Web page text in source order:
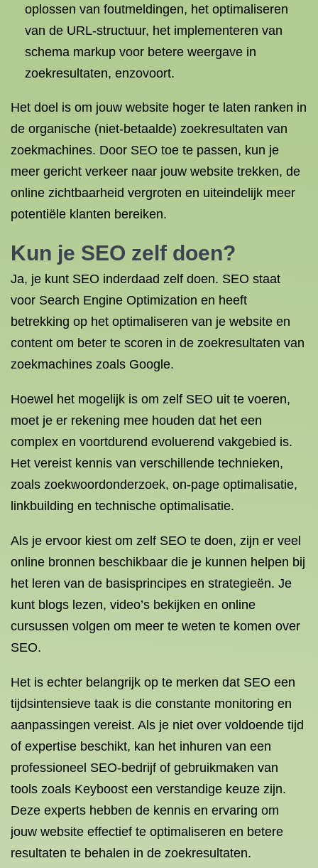
oplossen van foutmeldingen, het optimaliseren
van de URL-structuur, het implementeren van
schema markup voor betere weergave in
zoekresultaten, enzovoort.
Het doel is om jouw website hoger te laten ranken in
de organische (niet-betaalde) zoekresultaten van
zoekmachines. Door SEO toe te passen, kun je
meer gericht verkeer naar jouw website trekken, de
online zichtbaarheid vergroten en uiteindelijk meer
potentiële klanten bereiken.
Kun je SEO zelf doen?
Ja, je kunt SEO inderdaad zelf doen. SEO staat
voor Search Engine Optimization en heeft
betrekking op het optimaliseren van je website en
content om beter te scoren in de zoekresultaten van
zoekmachines zoals Google.
Hoewel het mogelijk is om zelf SEO uit te voeren,
moet je er rekening mee houden dat het een
complex en voortdurend evoluerend vakgebied is.
Het vereist kennis van verschillende technieken,
zoals zoekwoordonderzoek, on-page optimalisatie,
linkbuilding en technische optimalisatie.
Als je ervoor kiest om zelf SEO te doen, zijn er veel
online bronnen beschikbaar die je kunnen helpen bij
het leren van de basisprincipes en strategieën. Je
kunt blogs lezen, video’s bekijken en online
cursussen volgen om meer te weten te komen over
SEO.
Het is echter belangrijk op te merken dat SEO een
tijdsintensieve taak is die constante monitoring en
aanpassingen vereist. Als je niet over voldoende tijd
of expertise beschikt, kan het inhuren van een
professioneel SEO-bedrijf of gebruikmaken van
tools zoals Keyboost een verstandige keuze zijn.
Deze experts hebben de kennis en ervaring om
jouw website effectief te optimaliseren en betere
resultaten te behalen in de zoekresultaten.